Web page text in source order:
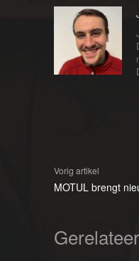
Vorig artikel
MOTUL brengt